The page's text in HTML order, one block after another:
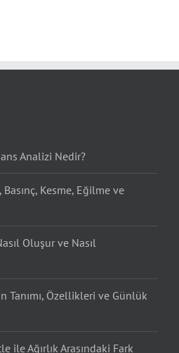
Analizi Nedir?
Kesme, Eğilme ve
Oluşur ve Nasıl
Tanımı, Özellikleri ve Günlük
ile Ağırlık Arasındaki Fark